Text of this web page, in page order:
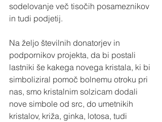
sodelovanje več tisočih posameznikov
in tudi podjetij.
Na željo številnih donatorjev in
podpornikov projekta, da bi postali
lastniki še kakega novega kristala, ki bi
simboliziral pomoč bolnemu otroku pri
nas, smo kristalnim solzicam dodali
nove simbole od src, do umetnikih
kristalov, križa, ginka, lotosa, tudi